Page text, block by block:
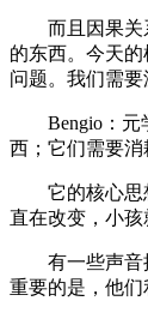
而且因果关系
的东西。今天
问题。我们需
Bengio：元学
西；它们需要消
它的核心思想
直在改变，小
有一些声音批
重要的是，他们